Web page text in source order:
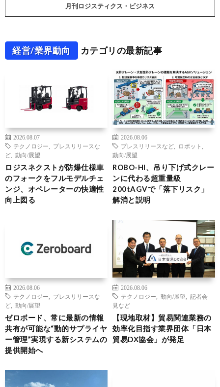
月刊ロジスティクス・ビジネス
経営/業界動向 カテゴリの最新記事
2026.08.07
テクノロジー
プレスリリースな
ど
動向/展望
ロジスネクストが防爆仕様車
のフォークをフルモデルチェ
ンジ、オペレーターの快適性
向上図る
2026.08.06
プレスリリースなど
ロボット
動向/展望
ROBO-HI、吊り下げ式クレー
ンに代わる超重量級
200tAGVで「落下リスク」
解消と説明
2026.08.06
テクノロジー
プレスリリースな
ど
動向/展望
ゼロボード、常に最新の情報
共有が可能な“動的サプライヤ
ー管理”実現する新システムの
提供開始へ
2026.08.06
テクノロジー
動向/展望
記者会
見など
【現地取材】貿易関連業務の
効率化目指す業界団体「日本
貿易DX協会」が発足